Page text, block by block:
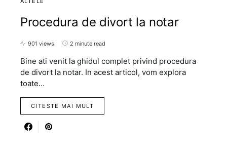
Procedura de divort la notar
901 views 2 minute read
Bine ati venit la ghidul complet privind procedura
de divort la notar. In acest articol, vom explora
toate…
CITESTE MAI MULT